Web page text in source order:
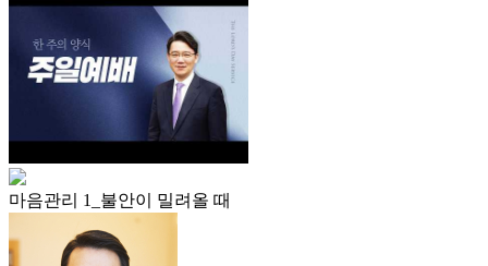
마음관리 1_불안이 밀려올 때